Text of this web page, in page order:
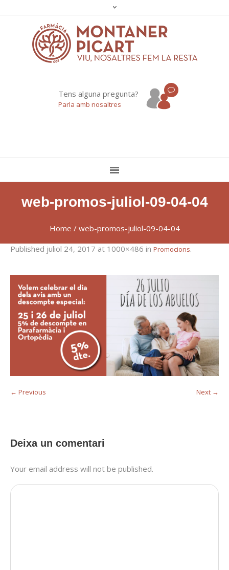
Tens alguna pregunta?
Parla amb nosaltres
web-promos-juliol-09-04-04
Home / web-promos-juliol-09-04-04
Published juliol 24, 2017 at 1000×486 in Promocions.
← Previous Next →
Deixa un comentari
Your email address will not be published.